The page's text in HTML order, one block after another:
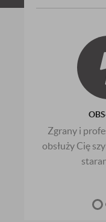
Zgrany i
obsłuży Cię